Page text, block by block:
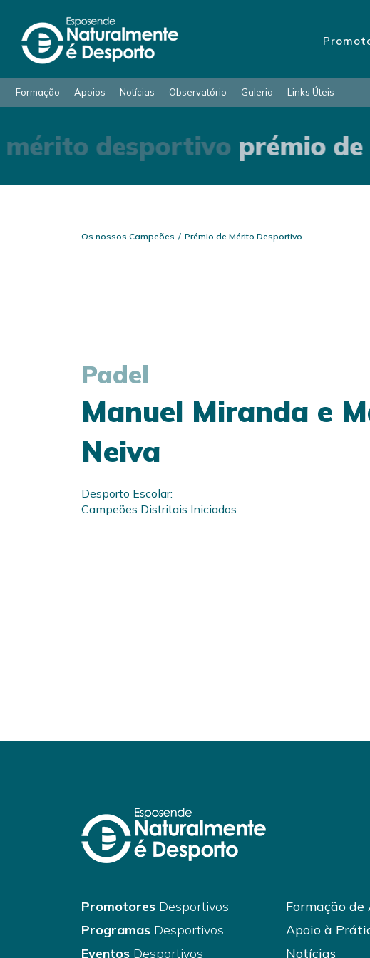
Formação Apoios Notícias Observatório Galeria Links Úteis
desportivoprémio de
Os nossos Campeões Prémio de Mérito Desportivo
Padel
Manuel Miranda e
Neiva
Desporto Escolar:
Campeões Distritais Iniciados
Promotores Desportivos
Programas Desportivos
Eventos Desportivos
Formação
Apoio à
Notícias